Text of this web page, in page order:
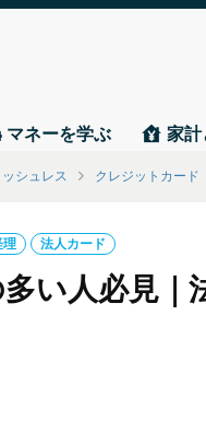
マネーを学ぶ 家計
ッシュレス クレジットカード
理 法人カード
い人必見｜